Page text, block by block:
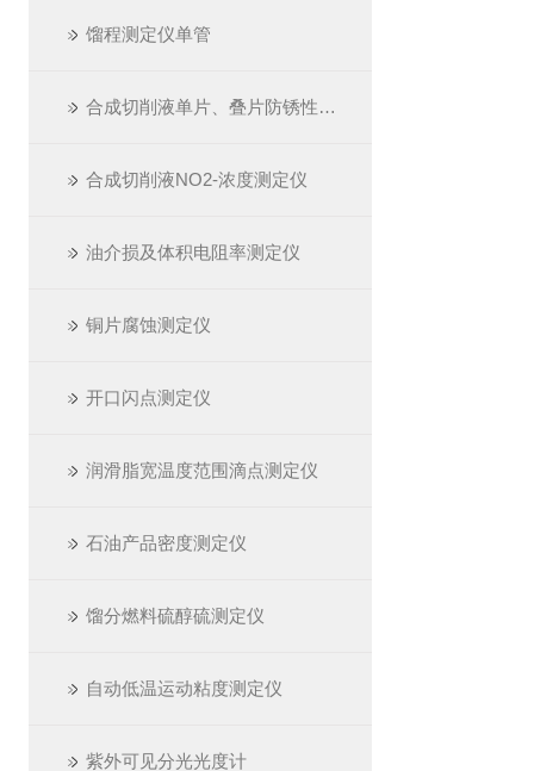
馏程测定仪单管
合成切削液单片、叠片防锈性测定仪
合成切削液NO2-浓度测定仪
油介损及体积电阻率测定仪
铜片腐蚀测定仪
开口闪点测定仪
润滑脂宽温度范围滴点测定仪
石油产品密度测定仪
馏分燃料硫醇硫测定仪
自动低温运动粘度测定仪
紫外可见分光光度计